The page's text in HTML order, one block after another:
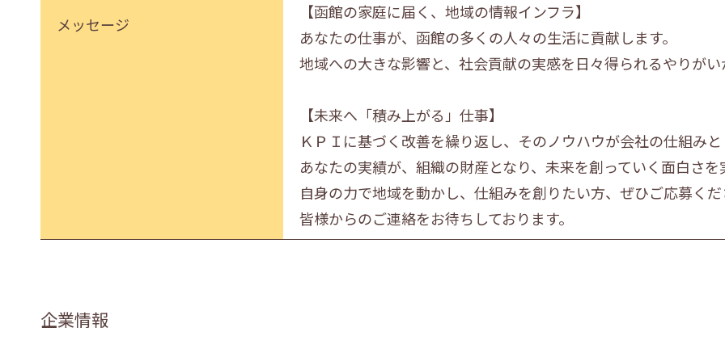
メッセージ
【函館の家庭に届く、地域の情報インフラ】
あなたの仕事が、函館の多くの人々の生活に貢献します。
地域への大きな影響と、社会貢献の実感を日々得られるやりがい
【未来へ「積み上がる」仕事】
ＫＰＩに基づく改善を繰り返し、そのノウハウが会社の仕組みと
あなたの実績が、組織の財産となり、未来を創っていく面白さを
自身の力で地域を動かし、仕組みを創りたい方、ぜひご応募くだ
皆様からのご連絡をお待ちしております。
企業情報